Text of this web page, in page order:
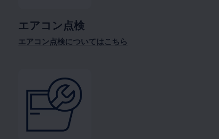
エアコン点検
エアコン点検についてはこちら